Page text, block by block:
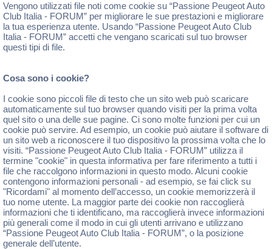
Vengono utilizzati file noti come cookie su “Passione Peugeot Auto
Club Italia - FORUM” per migliorare le sue prestazioni e migliorare
la tua esperienza utente. Usando “Passione Peugeot Auto Club
Italia - FORUM” accetti che vengano scaricati sul tuo browser
questi tipi di file.
Cosa sono i cookie?
I cookie sono piccoli file di testo che un sito web può scaricare
automaticamente sul tuo browser quando visiti per la prima volta
quel sito o una delle sue pagine. Ci sono molte funzioni per cui un
cookie può servire. Ad esempio, un cookie può aiutare il software di
un sito web a riconoscere il tuo dispositivo la prossima volta che lo
visiti. “Passione Peugeot Auto Club Italia - FORUM” utilizza il
termine "cookie" in questa informativa per fare riferimento a tutti i
file che raccolgono informazioni in questo modo. Alcuni cookie
contengono informazioni personali - ad esempio, se fai click su
"Ricordami" al momento dell’accesso, un cookie memorizzerà il
tuo nome utente. La maggior parte dei cookie non raccoglierà
informazioni che ti identificano, ma raccoglierà invece informazioni
più generali come il modo in cui gli utenti arrivano e utilizzano
“Passione Peugeot Auto Club Italia - FORUM”, o la posizione
generale dell’utente.